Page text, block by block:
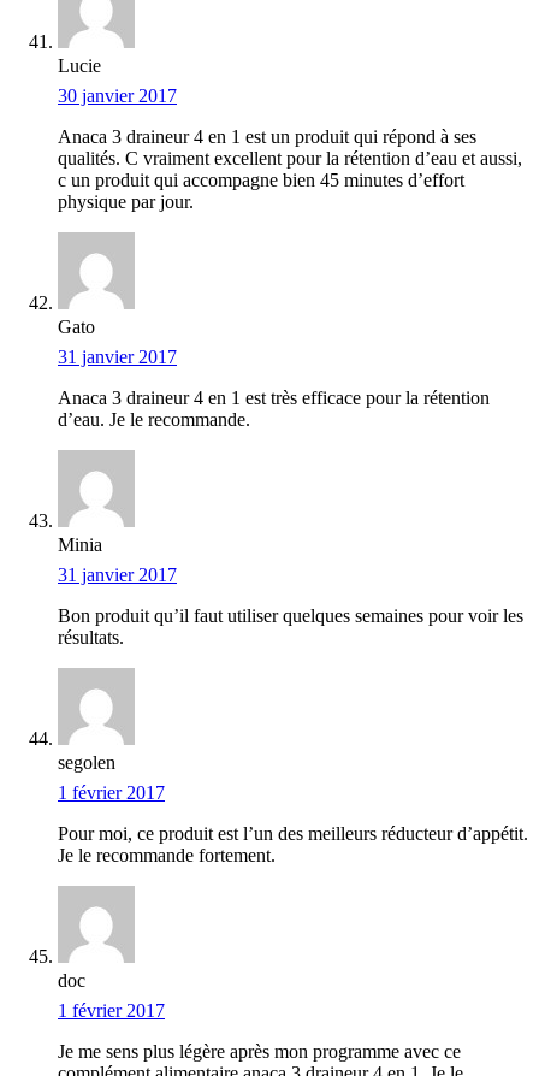
Lucie
30 janvier 2017
Anaca 3 draineur 4 en 1 est un produit qui répond à ses
qualités. C vraiment excellent pour la rétention d’eau et aussi,
c un produit qui accompagne bien 45 minutes d’effort
physique par jour.
Gato
31 janvier 2017
Anaca 3 draineur 4 en 1 est très efficace pour la rétention
d’eau. Je le recommande.
Minia
31 janvier 2017
Bon produit qu’il faut utiliser quelques semaines pour voir les
résultats.
segolen
1 février 2017
Pour moi, ce produit est l’un des meilleurs réducteur d’appétit.
Je le recommande fortement.
doc
1 février 2017
Je me sens plus légère après mon programme avec ce